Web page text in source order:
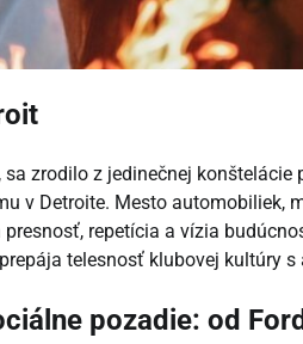
sa zrodilo z jedinečnej
v Detroite. Mesto automobiliek,
repetícia a vízia
telesnosť klubovej kultúry
pozadie: od